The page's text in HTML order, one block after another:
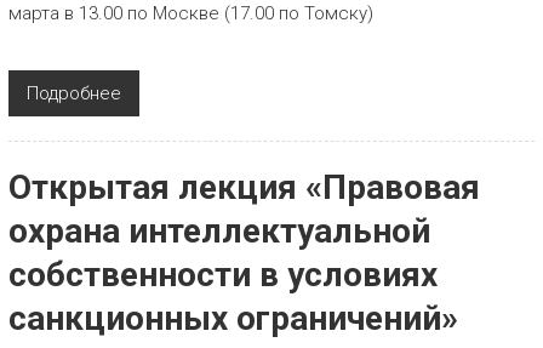
марта в 13.00 по Москве (17.00 по Томску)
Подробнее
Открытая лекция «Правовая
охрана интеллектуальной
собственности в условиях
санкционных ограничений»